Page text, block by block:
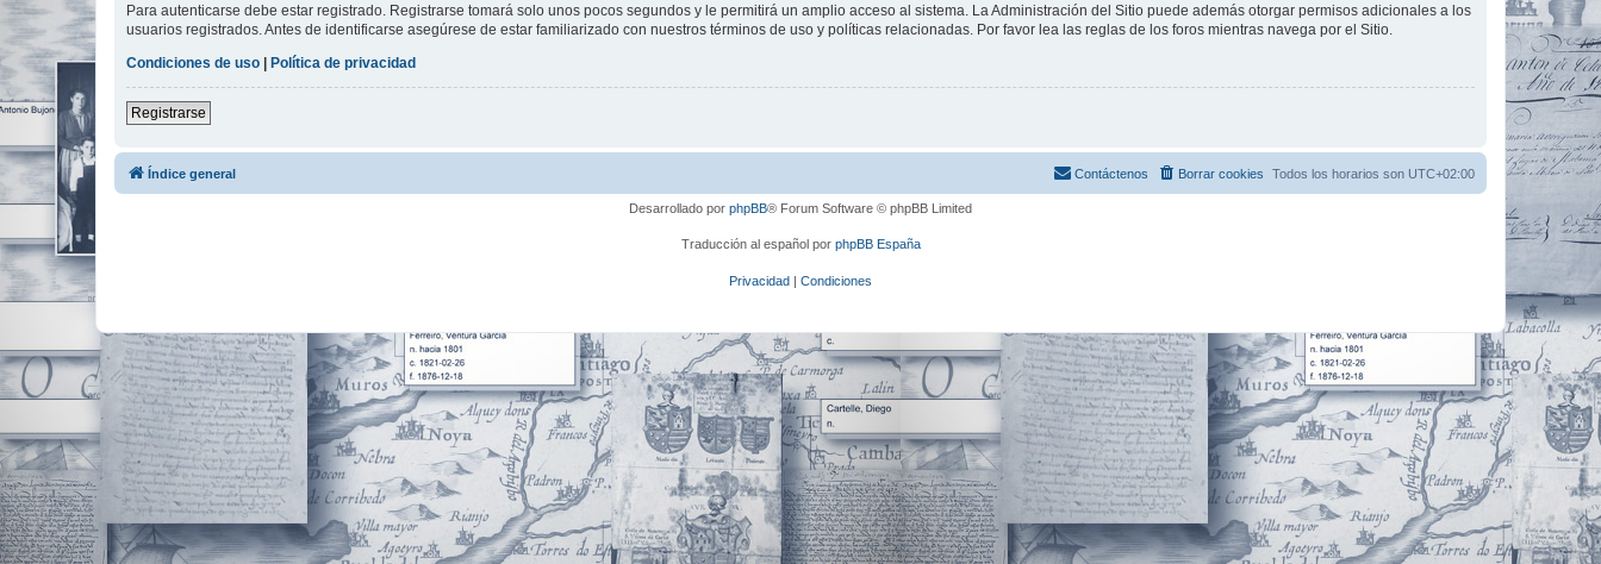
Para autenticarse debe estar registrado. Registrarse tomará solo unos pocos segundos y le permitirá un amplio acceso al sistema. La Administración del Sitio puede además otorgar permisos adicionales a los
usuarios registrados. Antes de identificarse asegúrese de estar familiarizado con nuestros términos de uso y políticas relacionadas. Por favor lea las reglas de los foros mientras navega por el Sitio.
Condiciones de uso | Política de privacidad
Registrarse
Índice general Todos los horarios son UTC+02:00
Borrar cookies
Contáctenos
Desarrollado por phpBB® Forum Software © phpBB Limited
Traducción al español por phpBB España
Privacidad | Condiciones